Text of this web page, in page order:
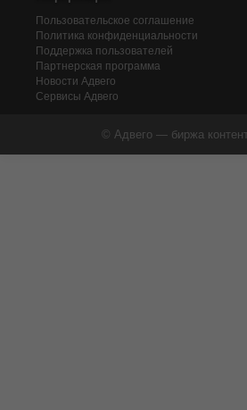
Пользовательское соглашение
Политика конфиденциальности
Поддержка пользователей
Партнерская программа
Новости Адвего
Сервисы Адвего
© Адвего — биржа